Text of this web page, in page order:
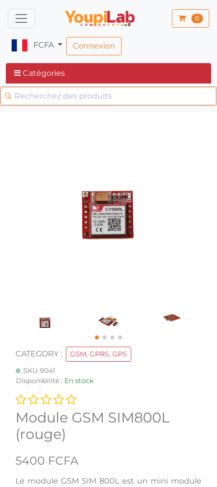
0
FCFA Connexion
Catégories
CATEGORY :
GSM, GPRS, GPS
SKU 9041
Disponibilité : En stock
Module GSM SIM800L
(rouge)
5400 FCFA
Le module GSM SIM 800L est un mini module